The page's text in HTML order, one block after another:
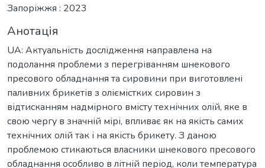
Запоріжжя : 2023
Анотація
UA: Актуальність дослідження направлена на
подолання проблеми з перегріванням шнекового
пресового обладнання та сировини при виготовлені
паливних брикетів з оліємістких сировин з
відтисканням надмірного вмісту технічних олій, яке в
свою чергу в значній мірі, впливає як на якість самих
технічних олій так і на якість брикету. З даною
проблемою стикаються власники шнекового пресового
обладнання особливо в літній період, коли температура